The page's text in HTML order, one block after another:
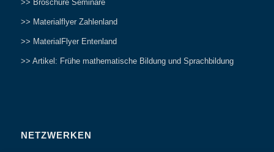
>> Broschüre Seminare
>> Materialflyer Zahlenland
>> MaterialFlyer Entenland
>> Artikel: Frühe mathematische Bildung und Sprachbildung
NETZWERKEN